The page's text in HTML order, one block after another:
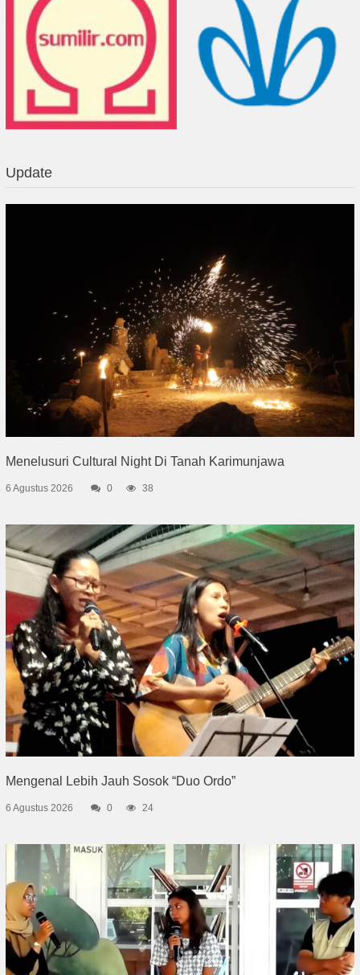
Update
Menelusuri Cultural Night Di Tanah Karimunjawa
6 Agustus 2026 0 38
Mengenal Lebih Jauh Sosok “Duo Ordo”
6 Agustus 2026 0 24